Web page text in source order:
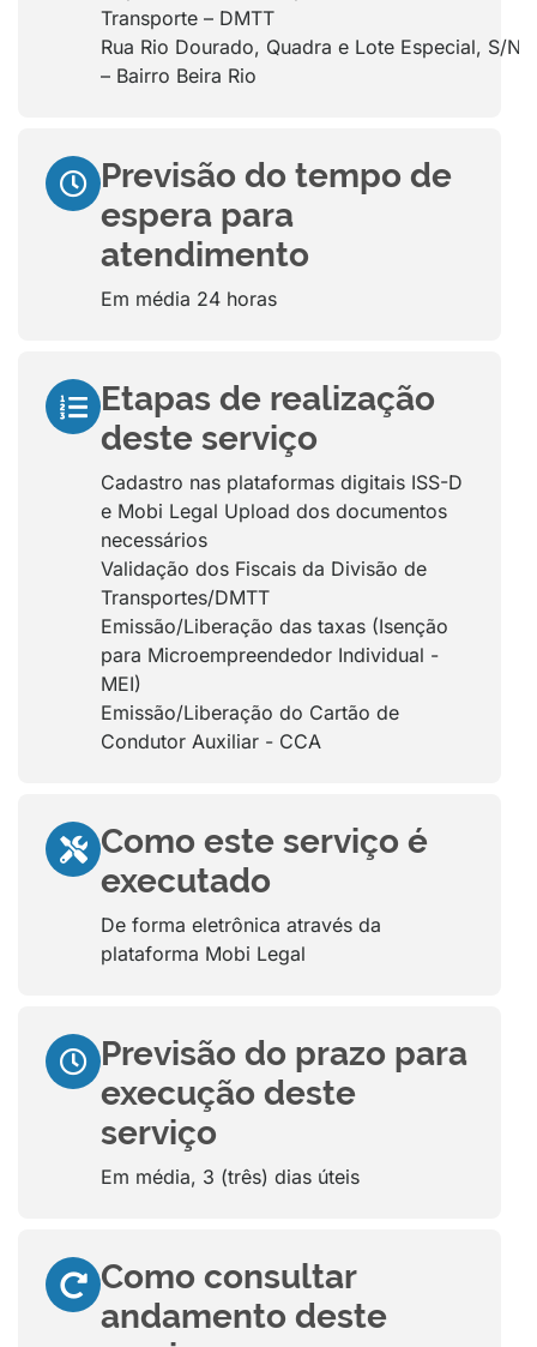
Transporte – DMTT
Rua Rio Dourado, Quadra e Lote Especial, S/N
– Bairro Beira Rio
Previsão do tempo de
espera para
atendimento
Em média 24 horas
Etapas de realização
deste serviço
Cadastro nas plataformas digitais ISS-D
e Mobi Legal Upload dos documentos
necessários
Validação dos Fiscais da Divisão de
Transportes/DMTT
Emissão/Liberação das taxas (Isenção
para Microempreendedor Individual -
MEI)
Emissão/Liberação do Cartão de
Condutor Auxiliar - CCA
Como este serviço é
executado
De forma eletrônica através da
plataforma Mobi Legal
Previsão do prazo para
execução deste
serviço
Em média, 3 (três) dias úteis
Como consultar
andamento deste